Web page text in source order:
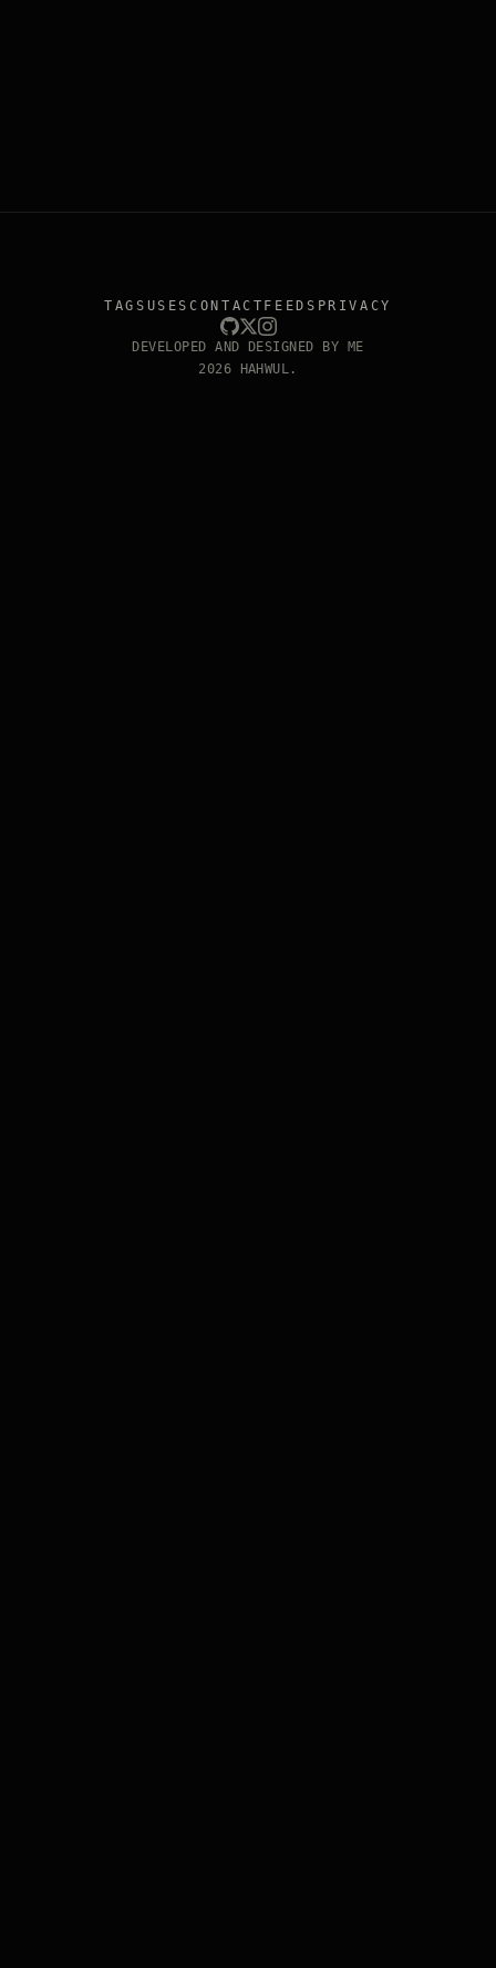
TAGS USESCONTACT FEEDS PRIVACY
DEVELOPED AND DESIGNED BY ME
2026 HAHWUL.